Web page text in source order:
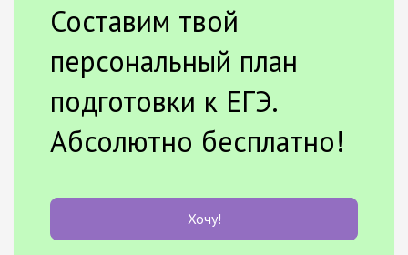
Составим твой
персональный план
подготовки к ЕГЭ.
Абсолютно бесплатно!
Хочу!